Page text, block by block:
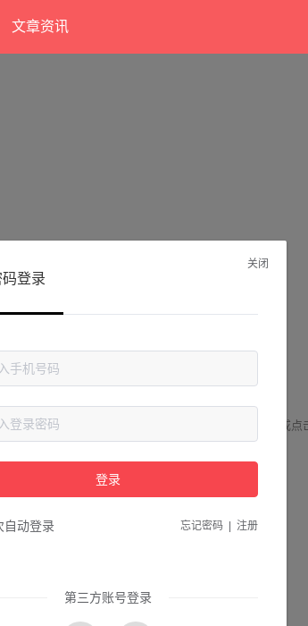
文章资讯
抱歉!
请检查您输入的网址是否正确，或点
关闭
码登录
登录
自动登录 忘记密码 注册
第三方账号登录